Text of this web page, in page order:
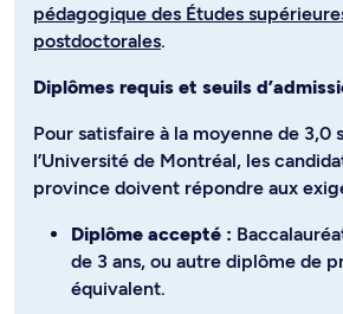
pédagogique des Études
postdoctorales.
Diplômes requis et seuils
Pour satisfaire à la moyenne de 3,0
l’Université de Montréal, les
province doivent répondre aux
Diplôme accepté :
de 3 ans, ou autre diplôme de
équivalent.